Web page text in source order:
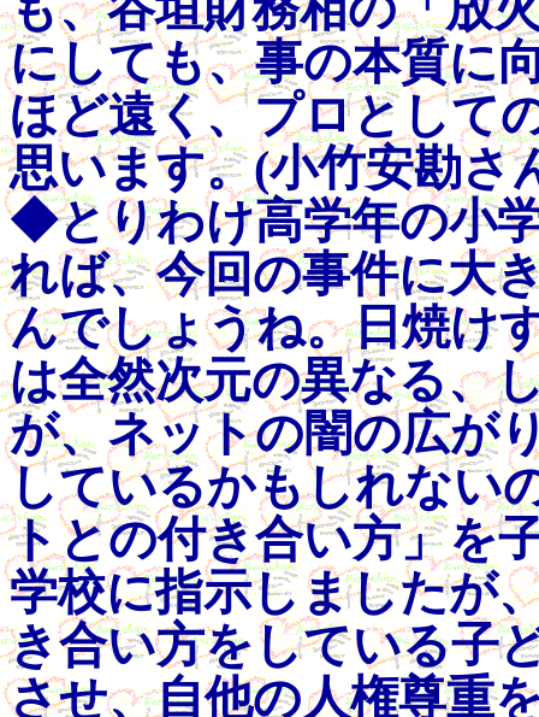
にしても、事の本質に
ほど遠く、プロとして
思います。(小竹安勘さ
◆とりわけ高学年の小
れば、今回の事件に大
んでしょうね。日焼け
は全然次元の異なる、
が、ネットの闇の広が
しているかもしれない
トとの付き合い方」を
学校に指示しましたが
き合い方をしている子
させ、自他の人権尊重